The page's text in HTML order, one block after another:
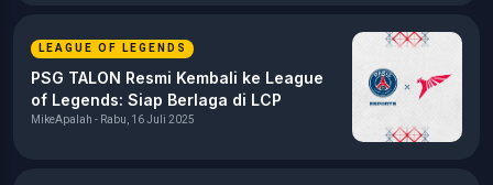
LEAGUE OF LEGENDS
PSG TALON Resmi Kembali ke League
of Legends: Siap Berlaga di LCP
MikeApalah - Rabu, 16 Juli 2025